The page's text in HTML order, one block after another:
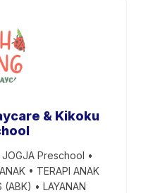
& Kikoku
JOGJA Preschool •
• TERAPI ANAK
(ABK) • LAYANAN